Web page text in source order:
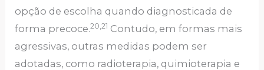
opção de escolha quando diagnosticada de
forma precoce.20,21 Contudo, em formas mais
agressivas, outras medidas podem ser
adotadas, como radioterapia, quimioterapia e